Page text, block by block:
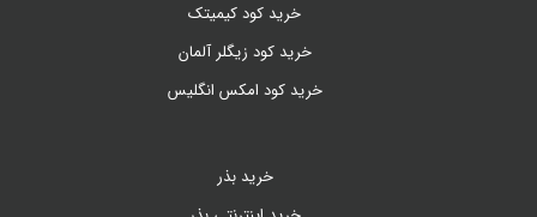
خرید کود کیمیتک
خرید کود زیگلر آلمان
خرید کود امکس انگلیس
خرید بذر